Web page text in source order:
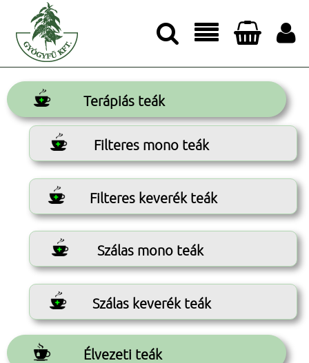




Terápiás teák
Filteres mono teák
Filteres keverék teák
Szálas mono teák
Szálas keverék teák
Élvezeti teák